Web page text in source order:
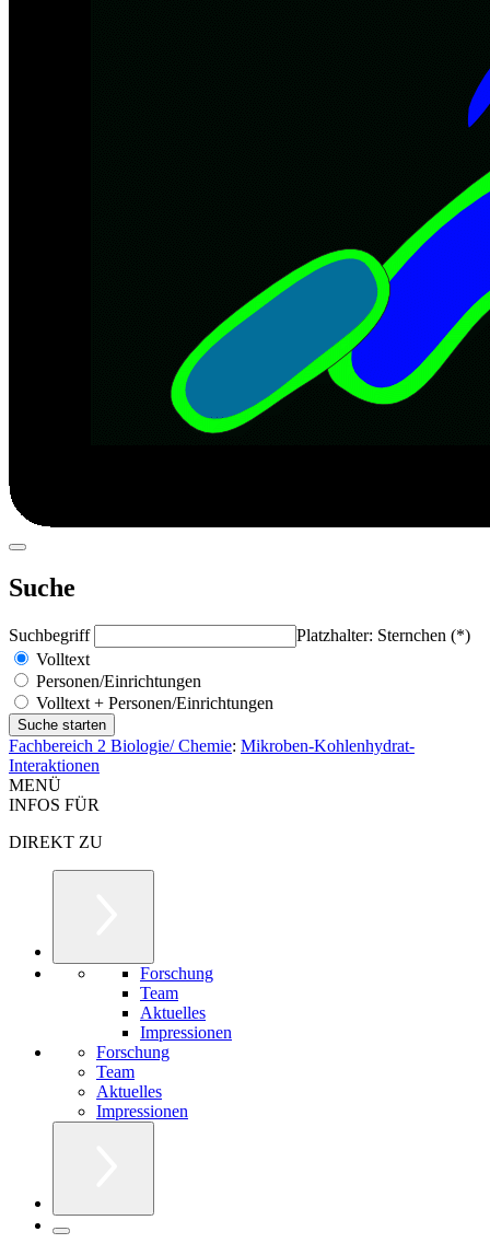
Suche
Suchbegriff
Platzhalter: Sternchen (*)
Volltext
Personen/Einrichtungen
Volltext + Personen/Einrichtungen
Fachbereich 2 Biologie/ Chemie: Mikroben-Kohlenhydrat-
Interaktionen
MENÜ
INFOS FÜR
DIREKT ZU
Forschung
Team
Aktuelles
Impressionen
Forschung
Team
Aktuelles
Impressionen